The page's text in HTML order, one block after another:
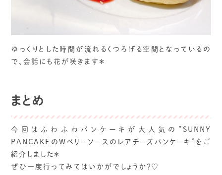
ゆっくりとした時間が流れるくつろげる空間となっているの
で、会話にも花が咲きます＊
まとめ
今回はふわふわパンケーキが大人気の”SUNNY
PANCAKEのWベリーソースのレアチーズパンケーキ”をご
紹介しました＊
ぜひ一度行ってみてはいかがでしょうか？♡